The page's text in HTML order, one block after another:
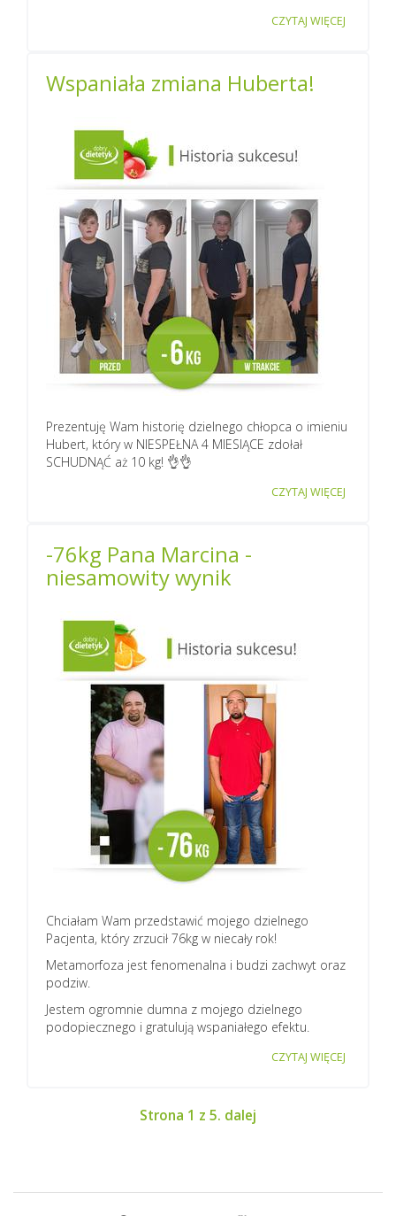
CZYTAJ WIĘCEJ
Wspaniała zmiana Huberta!
Prezentuję Wam historię dzielnego chłopca o imieniu
Hubert, który w NIESPEŁNA 4 MIESIĄCE zdołał
SCHUDNĄĆ aż 10 kg! 👌👌
CZYTAJ WIĘCEJ
-76kg Pana Marcina -
niesamowity wynik
Chciałam Wam przedstawić mojego dzielnego
Pacjenta, który zrzucił 76kg w niecały rok!
Metamorfoza jest fenomenalna i budzi zachwyt oraz
podziw.
Jestem ogromnie dumna z mojego dzielnego
podopiecznego i gratulują wspaniałego efektu.
CZYTAJ WIĘCEJ
Strona 1 z 5. dalej